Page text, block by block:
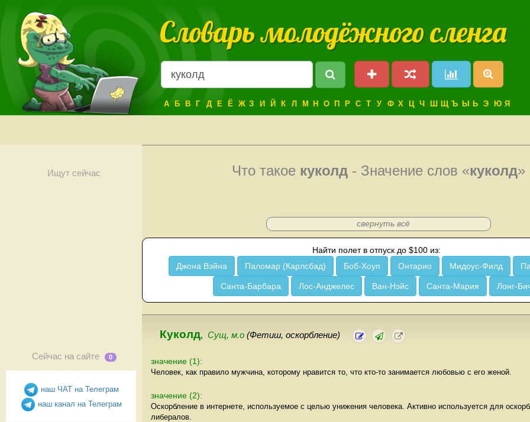
Словарь молодёжного сленга
А Б В Г Д Е Ё Ж З И Й К Л М Н О П Р С Т У Ф Х Ц Ч Ш Щ Ъ Ы Ь Э Ю Я
Ищут сейчас
Сейчас на сайте 0
наш ЧАТ на Телеграм
наш канал на Телеграм
Что такое куколд - Значение слов «куколд»
свернуть всё
Найти полет в отпуск до $100 из:
Джона Вэйна
Паломар (Карлсбад) Боб-Хоуп Онтарио Мидоус-Филд
Санта-Барбара Лос-Анджелес Ван-Нэйс Санта-Мария Лонг-
Куколд, Сущ, м.о (Фетиш, оскорбление)
значение (1):
Человек, как правило мужчина, которому нравится то, что кто-то занимается любовью с его женой.
значение (2):
Оскорбление в интернете, используемое с целью унижения человека. Активно используется для
либералов.